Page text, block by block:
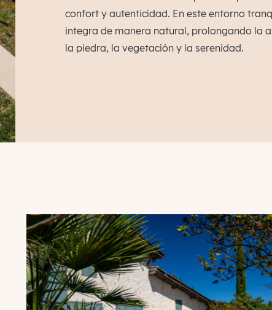
confort y autenticidad. En este entorno
integra de manera natural, prolongando la
la piedra, la vegetación y la serenidad.